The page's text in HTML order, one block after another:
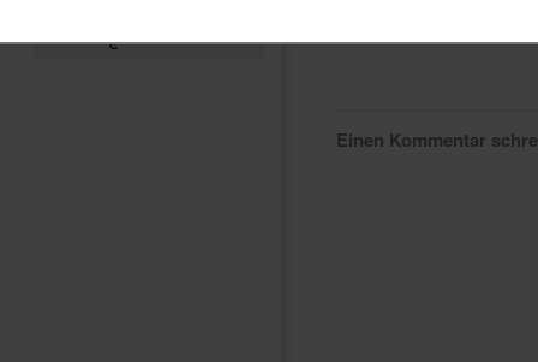
e
Einen Kommentar